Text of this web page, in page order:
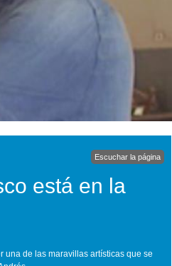
Escuchar la página
está en la
una de las maravillas artísticas que se